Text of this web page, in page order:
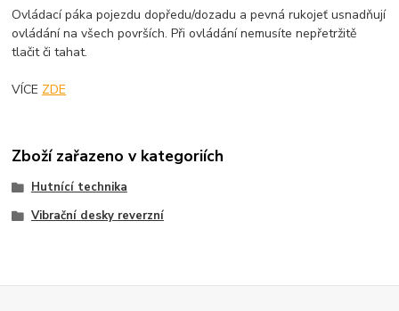
Ovládací páka pojezdu dopředu/dozadu a pevná rukojeť usnadňují
ovládání na všech površích. Při ovládání nemusíte nepřetržitě
tlačit či tahat.
VÍCE ZDE
Zboží zařazeno v kategoriích
Hutnící technika
Vibrační desky reverzní